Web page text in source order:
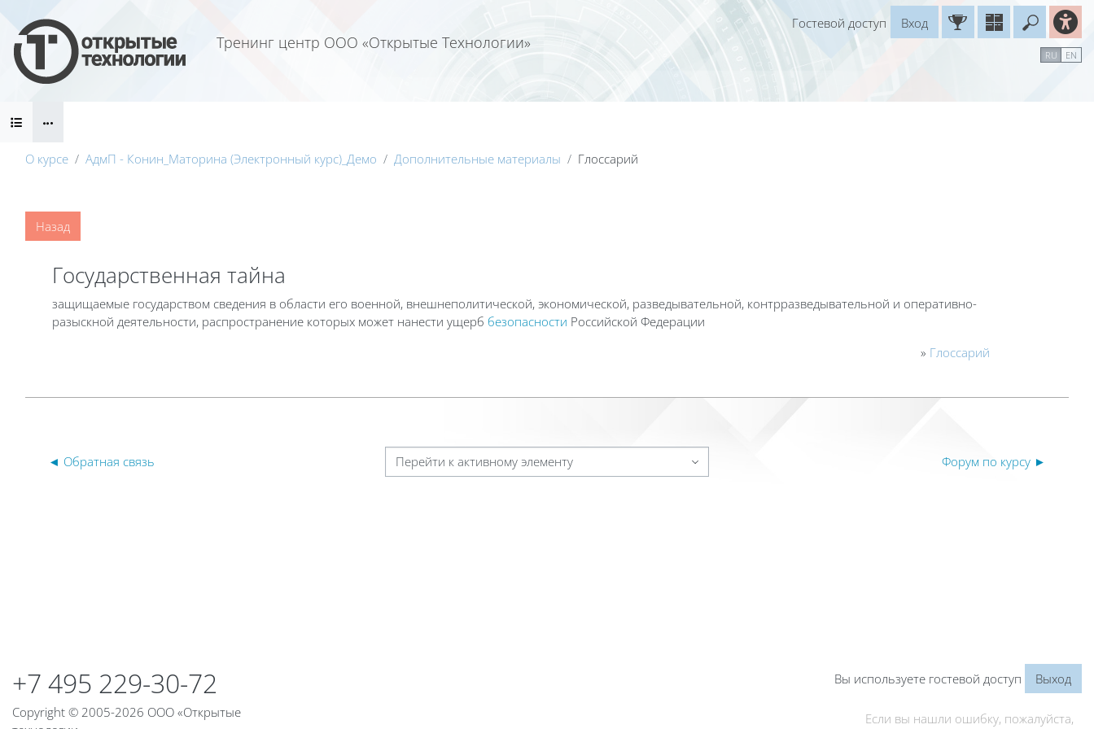
Тренинг центр ООО «Открытые Технологии»
Гостевой доступ
Вход
Календарь
Справочные материалы RU EN
Блоки
О курсе АдмП - Конин_Маторина (Электронный курс)_Демо Дополнительные материалы Глоссарий
Блоки
Назад
Государственная тайна
защищаемые государством сведения в области его военной, внешнеполитической, экономической, разведывательной, контрразведывательной и оперативно-
разыскной деятельности, распространение которых может нанести ущерб безопасности Российской Федерации
» Глоссарий
◄ Обратная связь Перейти к активному элементу Форум по курсу ►
+7 495 229-30-72
Copyright © 2005-2026 ООО «Открытые
Вы используете гостевой доступ Выход
Если вы нашли ошибку, пожалуйста,